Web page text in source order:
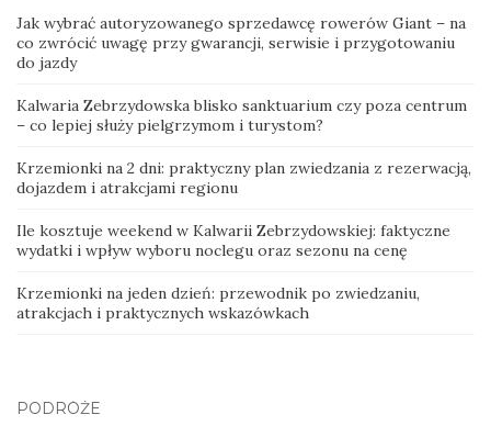
Jak wybrać autoryzowanego sprzedawcę rowerów Giant – na
co zwrócić uwagę przy gwarancji, serwisie i przygotowaniu
do jazdy
Kalwaria Zebrzydowska blisko sanktuarium czy poza centrum
– co lepiej służy pielgrzymom i turystom?
Krzemionki na 2 dni: praktyczny plan zwiedzania z rezerwacją,
dojazdem i atrakcjami regionu
Ile kosztuje weekend w Kalwarii Zebrzydowskiej: faktyczne
wydatki i wpływ wyboru noclegu oraz sezonu na cenę
Krzemionki na jeden dzień: przewodnik po zwiedzaniu,
atrakcjach i praktycznych wskazówkach
PODRÓŻE